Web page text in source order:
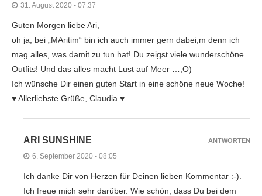
31. August 2020 - 07:37
Guten Morgen liebe Ari,
oh ja, bei „MAritim“ bin ich auch immer gern dabei,m denn ich
mag alles, was damit zu tun hat! Du zeigst viele wunderschöne
Outfits! Und das alles macht Lust auf Meer …;O)
Ich wünsche Dir einen guten Start in eine schöne neue Woche!
♥️ Allerliebste Grüße, Claudia ♥️
ARI SUNSHINE
6. September 2020 - 08:05
Ich danke Dir von Herzen für Deinen lieben Kommentar :-).
Ich freue mich sehr darüber. Wie schön, dass Du bei dem
ANTWORTEN